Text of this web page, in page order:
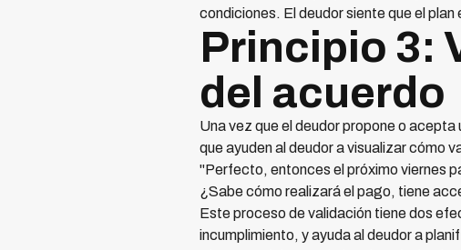
condiciones. El deudor siente que el
Principio 3:
del acuerdo
Una vez que el deudor propone o
que ayuden al deudor a visualizar cómo
"Perfecto, entonces el próximo viernes
¿Sabe cómo realizará el pago, tiene
Este proceso de validación tiene dos
incumplimiento, y ayuda al deudor a